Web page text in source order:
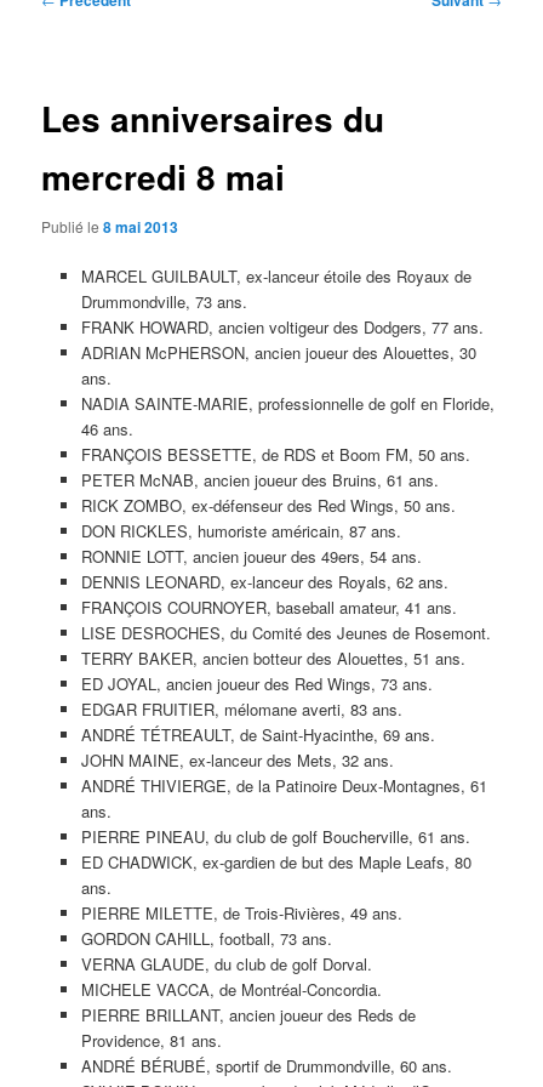
Les anniversaires du
mercredi 8 mai
Publié le8 mai 2013
MARCEL GUILBAULT, ex-lanceur étoile des Royaux de
Drummondville, 73 ans.
FRANK HOWARD, ancien voltigeur des Dodgers, 77 ans.
ADRIAN McPHERSON, ancien joueur des Alouettes, 30
ans.
NADIA SAINTE-MARIE, professionnelle de golf en Floride,
46 ans.
FRANÇOIS BESSETTE, de RDS et Boom FM, 50 ans.
PETER McNAB, ancien joueur des Bruins, 61 ans.
RICK ZOMBO, ex-défenseur des Red Wings, 50 ans.
DON RICKLES, humoriste américain, 87 ans.
RONNIE LOTT, ancien joueur des 49ers, 54 ans.
DENNIS LEONARD, ex-lanceur des Royals, 62 ans.
FRANÇOIS COURNOYER, baseball amateur, 41 ans.
LISE DESROCHES, du Comité des Jeunes de Rosemont.
TERRY BAKER, ancien botteur des Alouettes, 51 ans.
ED JOYAL, ancien joueur des Red Wings, 73 ans.
EDGAR FRUITIER, mélomane averti, 83 ans.
ANDRÉ TÉTREAULT, de Saint-Hyacinthe, 69 ans.
JOHN MAINE, ex-lanceur des Mets, 32 ans.
ANDRÉ THIVIERGE, de la Patinoire Deux-Montagnes, 61
ans.
PIERRE PINEAU, du club de golf Boucherville, 61 ans.
ED CHADWICK, ex-gardien de but des Maple Leafs, 80
ans.
PIERRE MILETTE, de Trois-Rivières, 49 ans.
GORDON CAHILL, football, 73 ans.
VERNA GLAUDE, du club de golf Dorval.
MICHELE VACCA, de Montréal-Concordia.
PIERRE BRILLANT, ancien joueur des Reds de
Providence, 81 ans.
ANDRÉ BÉRUBÉ, sportif de Drummondville, 60 ans.